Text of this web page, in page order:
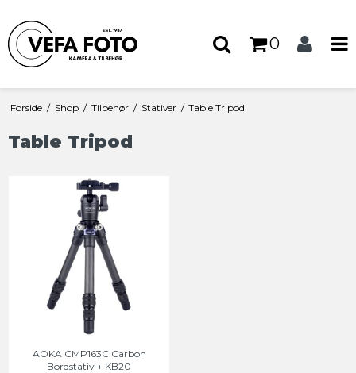
0
Forside / Shop / Tilbehør / Stativer / Table Tripod
Table Tripod
AOKA CMP163C Carbon
Bordstativ + KB20